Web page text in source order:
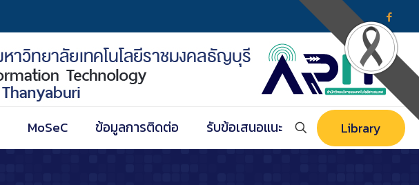
MoSeC ข้อมูลการติดต่อ รับข้อเสนอแนะ Library